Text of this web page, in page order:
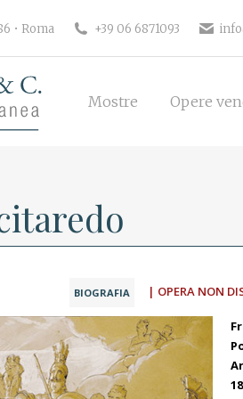
• Roma +39 06 6871093
Mostre Opere
BIOGRAFIA | OPERA NON